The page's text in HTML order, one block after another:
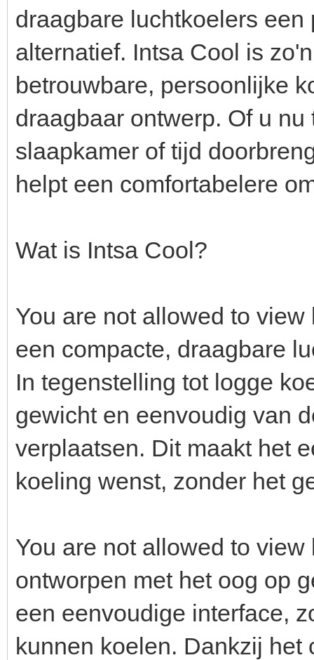
draagbare luchtkoelers
alternatief. Intsa Cool is
betrouwbare, persoonlijke
draagbaar ontwerp. Of u
slaapkamer of tijd
helpt een comfortabelere
Wat is Intsa Cool?
You are not allowed to
een compacte, draagbare
In tegenstelling tot logge
gewicht en eenvoudig van
verplaatsen. Dit maakt het
koeling wenst, zonder het
You are not allowed to
ontworpen met het oog op
een eenvoudige interface,
kunnen koelen. Dankzij het